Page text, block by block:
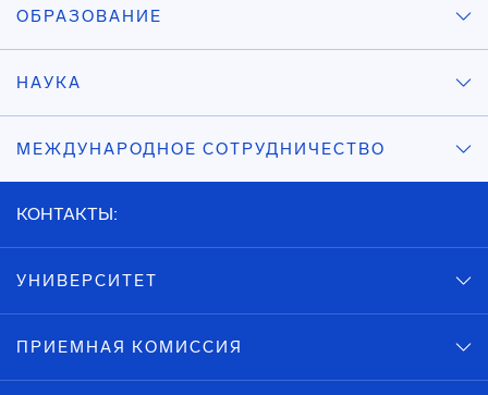
ОБРАЗОВАНИЕ
НАУКА
МЕЖДУНАРОДНОЕ СОТРУДНИЧЕСТВО
КОНТАКТЫ:
УНИВЕРСИТЕТ
ПРИЕМНАЯ КОМИССИЯ